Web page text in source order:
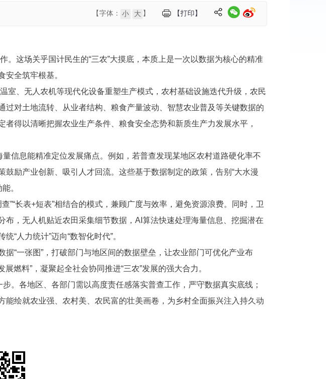
【打印】
【字体： 小 大 】
这场关乎国计民生的“三农”大摸底，本质上是一次以数据为核心的精准
全筑牢根基。
室、无人农机等现代化设备重塑生产模式，农村基础设施迭代升级，农民
对土地流转、从业者结构、粮食产量波动、智慧农业普及等关键数据的
得以清晰把握农业生产条件、粮食安全态势和新质生产力发展水平，
信息能精准定位发展痛点。例如，若普查发现某地区农村道路硬化率不
励产业创新、吸引人才回流。这些基于数据制定的政策，告别“大水漫
。
”“长表+短表”相结合的模式，兼顾广度与效率，避免资源浪费。同时，卫
，无人机贴近农田采集细节数据，AI算法快速处理海量信息、挖掘潜在
“人力统计”迈向“数智化时代”。
“一张图”，打破部门与地区间的数据壁垒，让农业部门可优化产业布
燃料”，凝聚起全社会协同推进“三农”发展的强大合力。
。各地区、各部门需以高度责任感落实普查工作，严守数据真实底线；
绘就农业强、农村美、农民富的壮美画卷，为乡村全面振兴注入持久动